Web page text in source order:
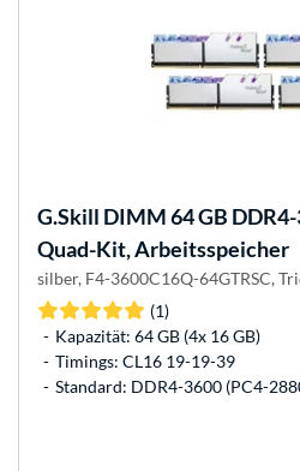
G.Skill DIMM 64 GB
Quad-Kit, Arbeitsspeicher
silber, F4-3600C16Q-64GTRSC,
(1)
Kapazität: 64 GB (4x 16 GB)
Timings: CL16 19-19-39
Standard: DDR4-3600 (PC4-